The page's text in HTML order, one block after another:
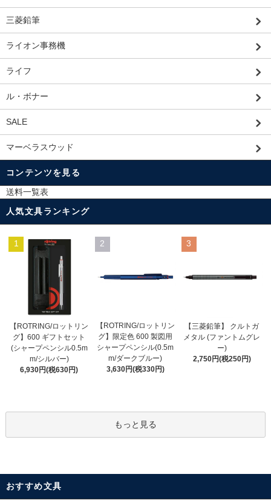
三菱鉛筆
ライオン事務機
ライフ
ル・ボナー
SALE
マーベラスウッド
コンテンツを見る
送料一覧表
人気文具ランキング
1
【ROTRING/ロットリン
グ】600 ギフトセット
(シャープペンシル0.5m
m/シルバー)
6,930円(税630円)
2
【ROTRING/ロットリン
グ】限定色 600 製図用
シャープペンシル(0.5m
m/ダークブルー)
3,630円(税330円)
3
【三菱鉛筆】 クルトガ
メタル (ファントムグレ
ー)
2,750円(税250円)
もっと見る
おすすめ文具